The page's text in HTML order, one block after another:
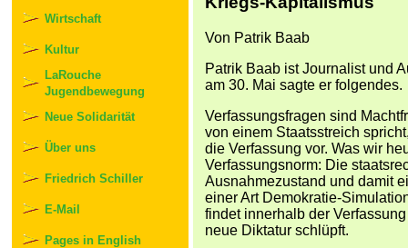
Wirtschaft
Kultur
LaRouche
Jugendbewegung
Neue Solidarität
Über uns
Friedrich Schiller
E-Mail
Pages in English
Von Patrik Baab
Patrik Baab ist Journalist und
am 30. Mai sagte er folgendes.
Verfassungsfragen sind
von einem Staatsstreich
die Verfassung vor. Was wir
Verfassungsnorm: Die
Ausnahmezustand und damit
einer Art Demokratie-
findet innerhalb der
neue Diktatur schlüpft.